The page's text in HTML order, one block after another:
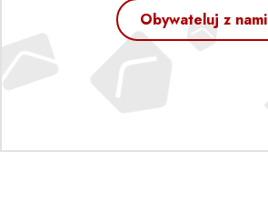
Obywateluj z nami